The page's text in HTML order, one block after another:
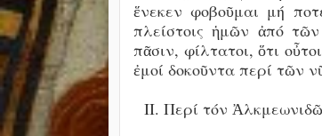
ἕνεκεν φοβοῦμαι μή
πλείστοις ἡμῶν ἀπό
πᾶσιν, φίλτατοι, ὅτι
ἐμοί δοκοῦντα περί τῶν
ΙΙ. Περί τόν